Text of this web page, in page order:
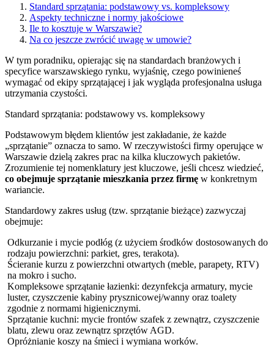
Standard sprzątania: podstawowy vs. kompleksowy
Aspekty techniczne i normy jakościowe
Ile to kosztuje w Warszawie?
Na co jeszcze zwrócić uwagę w umowie?
W tym poradniku, opierając się na standardach branżowych i
specyfice warszawskiego rynku, wyjaśnię, czego powinieneś
wymagać od ekipy sprzątającej i jak wygląda profesjonalna usługa
utrzymania czystości.
Standard sprzątania: podstawowy vs. kompleksowy
Podstawowym błędem klientów jest zakładanie, że każde
„sprzątanie” oznacza to samo. W rzeczywistości firmy operujące w
Warszawie dzielą zakres prac na kilka kluczowych pakietów.
Zrozumienie tej nomenklatury jest kluczowe, jeśli chcesz wiedzieć,
co obejmuje sprzątanie mieszkania przez firmę w konkretnym
wariancie.
Standardowy zakres usług (tzw. sprzątanie bieżące) zazwyczaj
obejmuje:
Odkurzanie i mycie podłóg (z użyciem środków dostosowanych do
rodzaju powierzchni: parkiet, gres, terakota).
Ścieranie kurzu z powierzchni otwartych (meble, parapety, RTV)
na mokro i sucho.
Kompleksowe sprzątanie łazienki: dezynfekcja armatury, mycie
luster, czyszczenie kabiny prysznicowej/wanny oraz toalety
zgodnie z normami higienicznymi.
Sprzątanie kuchni: mycie frontów szafek z zewnątrz, czyszczenie
blatu, zlewu oraz zewnątrz sprzętów AGD.
Opróżnianie koszy na śmieci i wymiana worków.